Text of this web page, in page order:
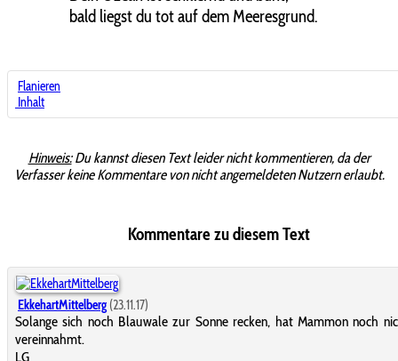
bald liegst du tot auf dem Meeresgrund.
Flanieren
Inhalt
Hinweis:Du kannst diesen Text leider nicht kommentieren, da der
Verfasser keine Kommentare von nicht angemeldeten Nutzern erlaubt.
Kommentare zu diesem Text
EkkehartMittelberg (23.11.17)
Solange sich noch Blauwale zur Sonne recken, hat Mammon noch
vereinnahmt.
LG